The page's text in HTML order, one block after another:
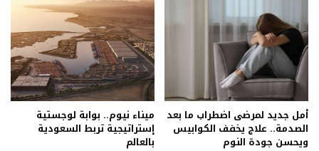
أمل جديد لمرضى اضطراب ما بعد
الصدمة.. علاج يخفف الكوابيس
ويحسن جودة النوم
ميناء نيوم.. بوابة لوجستية
إستراتيجية تربط السعودية
بالعالم